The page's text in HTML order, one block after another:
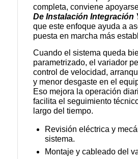
completa, conviene
De Instalación Integración
que este enfoque ayuda a
puesta en marcha más
Cuando el sistema queda
parametrizado, el variador
control de velocidad,
y menor desgaste en el
Eso mejora la operación
facilita el seguimiento
largo del tiempo.
Revisión eléctrica y
sistema.
Montaje y cableado del